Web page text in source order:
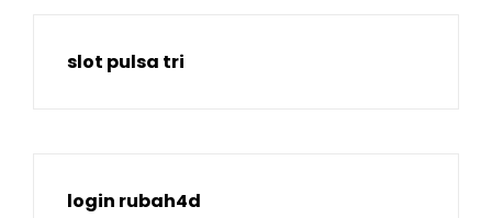
slot pulsa tri
login rubah4d